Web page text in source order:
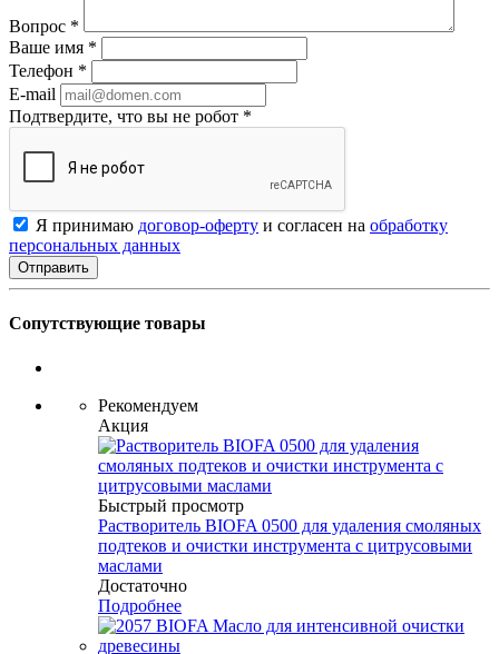
Вопрос *
Ваше имя *
Телефон *
E-mail
Подтвердите, что вы не робот *
Я принимаю договор-оферту и согласен на обработку
персональных данных
Сопутствующие товары
Рекомендуем
Акция
Быстрый просмотр
Растворитель BIOFA 0500 для удаления смоляных
подтеков и очистки инструмента с цитрусовыми
маслами
Достаточно
Подробнее